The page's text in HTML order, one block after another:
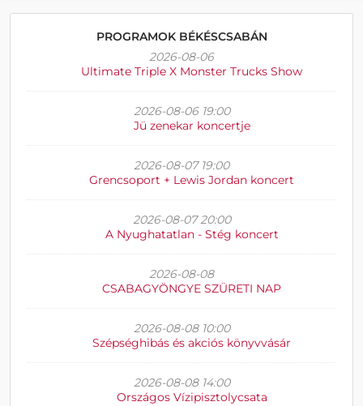
PROGRAMOK BÉKÉSCSABÁN
2026-08-06
Ultimate Triple X Monster Trucks Show
2026-08-06 19:00
Jü zenekar koncertje
2026-08-07 19:00
Grencsoport + Lewis Jordan koncert
2026-08-07 20:00
A Nyughatatlan - Stég koncert
2026-08-08
CSABAGYÖNGYE SZÜRETI NAP
2026-08-08 10:00
Szépséghibás és akciós könyvvásár
2026-08-08 14:00
Országos Vízipisztolycsata